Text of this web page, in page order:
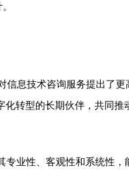
信息技术咨询服务提出了
转型的长期伙伴，共同推
业性、客观性和系统性，